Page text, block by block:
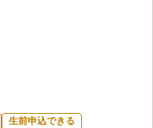
生前申込できる